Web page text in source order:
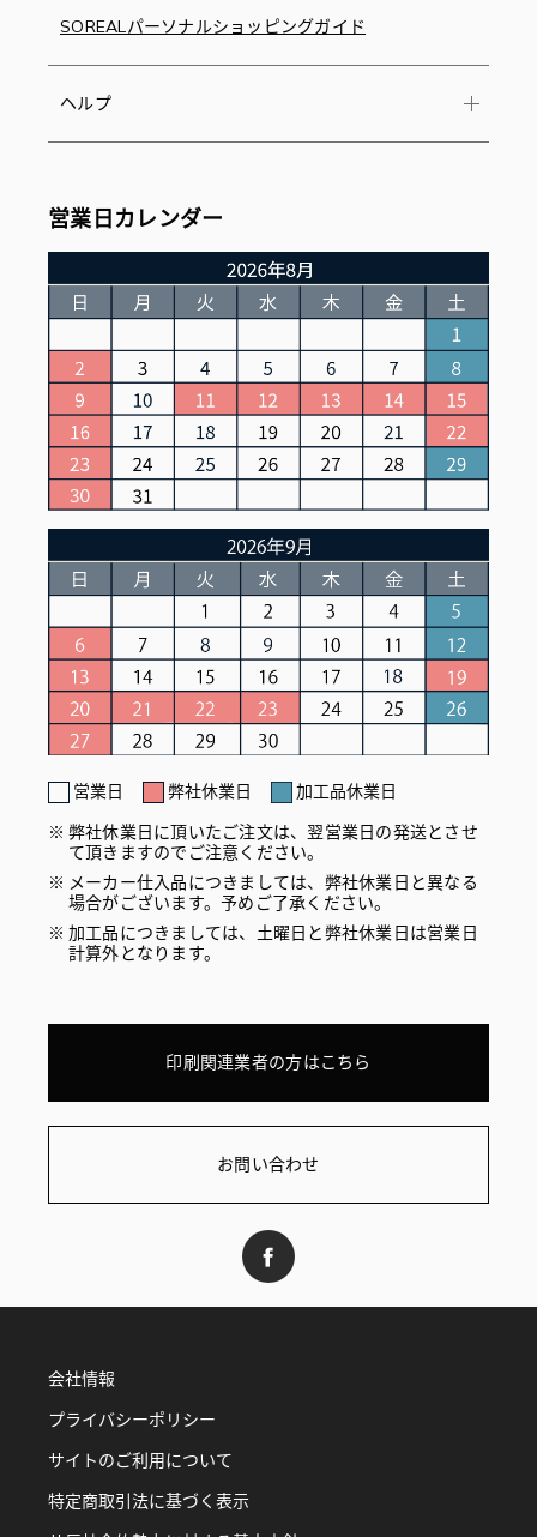
SOREALパーソナルショッピングガイド
ヘルプ
営業日カレンダー
営業日 弊社休業日
加工品休業日
弊社休業日に頂いたご注文は、翌営業日の発送とさせ
て頂きますのでご注意ください。
メーカー仕入品につきましては、弊社休業日と異なる
場合がございます。予めご了承ください。
加工品につきましては、土曜日と弊社休業日は営業日
計算外となります。
印刷関連業者の方はこちら
お問い合わせ
会社情報
プライバシーポリシー
サイトのご利用について
特定商取引法に基づく表示